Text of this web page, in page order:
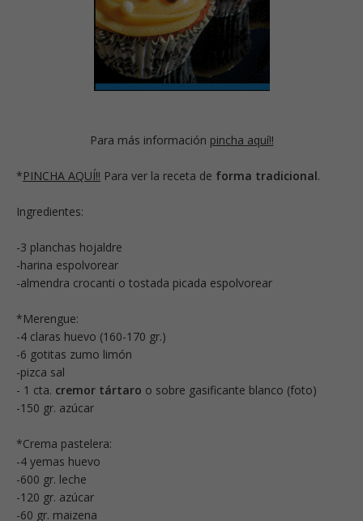
Para más información pincha aquí!!
*PINCHA AQUÍ!! Para ver la receta de forma tradicional.
Ingredientes:
-3 planchas hojaldre
-harina espolvorear
-almendra crocanti o tostada picada espolvorear
*Merengue:
-4 claras huevo (160-170 gr.)
-6 gotitas zumo limón
-pizca sal
- 1 cta. cremor tártaro o sobre gasificante blanco (foto)
-150 gr. azúcar
*Crema pastelera:
-4 yemas huevo
-600 gr. leche
-120 gr. azúcar
-60 gr. maizena